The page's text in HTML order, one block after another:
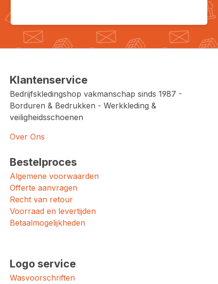
Klantenservice
Bedrijfskledingshop vakmanschap sinds 1987 -
Borduren & Bedrukken - Werkkleding &
veiligheidsschoenen
Over Ons
Bestelproces
Algemene voorwaarden
Offerte aanvragen
Recht van retour
Voorraad en levertijden
Betaalmogelijkheden
Logo service
Wasvoorschriften